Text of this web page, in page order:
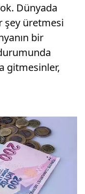
Dünyada
şey üretmesi
bir
gitmesinler,